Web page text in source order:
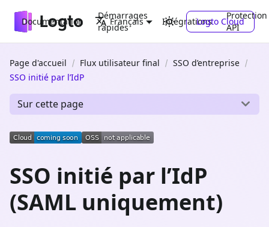
Documentation
Démarrages
rapides
Intégrations
Protection
API
Français Logto Cloud
Page d'accueil Flux utilisateur final
SSO d’entreprise
SSO initié par l’IdP
Sur cette page
SSO initié par l’IdP
(SAML uniquement)